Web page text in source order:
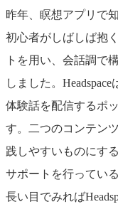
昨年、瞑想アプリで
初心者がしばしば抱
トを用い、会話調で
しました。
体験話を配信するポ
す。二つのコンテン
践しやすいものにす
サポートを行ってい
長い目でみれば